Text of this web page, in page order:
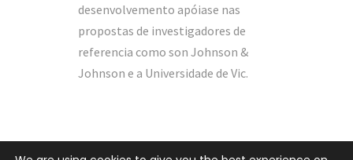
desenvolvemento apóiase nas
propostas de investigadores de
referencia como son Johnson &
Johnson e a Universidade de Vic.